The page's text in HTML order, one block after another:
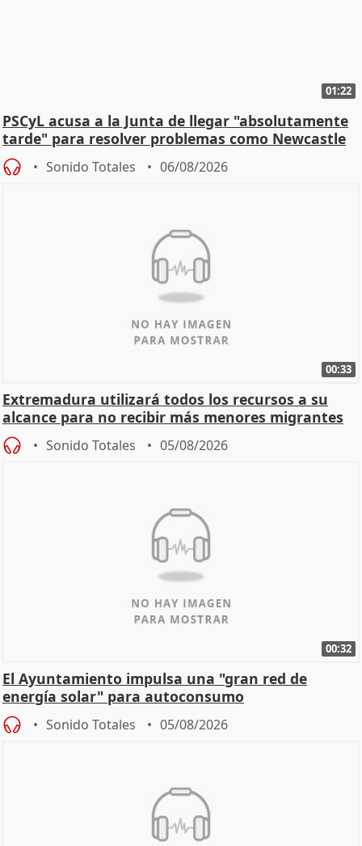
01:22
PSCyL acusa a la Junta de llegar "absolutamente
tarde" para resolver problemas como Newcastle
Sonido Totales 06/08/2026
00:33
Extremadura utilizará todos los recursos a su
alcance para no recibir más menores migrantes
Sonido Totales 05/08/2026
00:32
El Ayuntamiento impulsa una "gran red de
energía solar" para autoconsumo
Sonido Totales 05/08/2026